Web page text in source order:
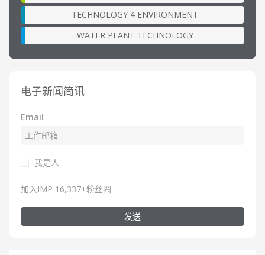
TECHNOLOGY 4 ENVIRONMENT
WATER PLANT TECHNOLOGY
电子新闻简讯
Email
我是人.
加入IMP 16,337+粉丝圈
发送